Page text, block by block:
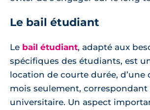
Le bail étudiant
Le bail étudiant, adapté aux
spécifiques des étudiants, est
location de courte durée, d’une
mois seulement, correspondant
universitaire. Un aspect